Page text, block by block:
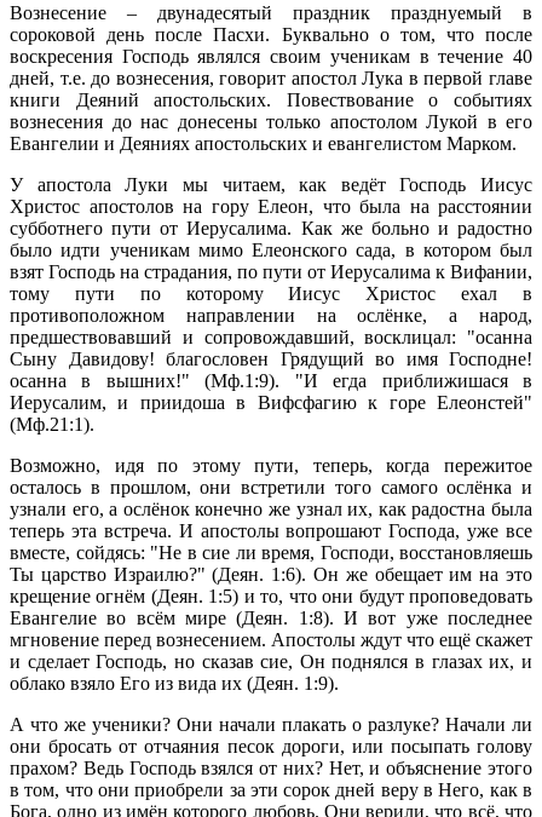
Вознесение – двунадесятый праздник празднуемый в
сороковой день после Пасхи. Буквально о том, что после
воскресения Господь являлся своим ученикам в течение 40
дней, т.е. до вознесения, говорит апостол Лука в первой главе
книги Деяний апостольских. Повествование о событиях
вознесения до нас донесены только апостолом Лукой в его
Евангелии и Деяниях апостольских и евангелистом Марком.
У апостола Луки мы читаем, как ведёт Господь Иисус
Христос апостолов на гору Елеон, что была на расстоянии
субботнего пути от Иерусалима. Как же больно и радостно
было идти ученикам мимо Елеонского сада, в котором был
взят Господь на страдания, по пути от Иерусалима к Вифании,
тому пути по которому Иисус Христос ехал в
противоположном направлении на ослёнке, а народ,
предшествовавший и сопровождавший, восклицал: "осанна
Сыну Давидову! благословен Грядущий во имя Господне!
осанна в вышних!" (Мф.1:9). "И егда приближишася в
Иерусалим, и приидоша в Вифсфагию к горе Елеонстей"
(Мф.21:1).
Возможно, идя по этому пути, теперь, когда пережитое
осталось в прошлом, они встретили того самого ослёнка и
узнали его, а ослёнок конечно же узнал их, как радостна была
теперь эта встреча. И апостолы вопрошают Господа, уже все
вместе, сойдясь: "Не в сие ли время, Господи, восстановляешь
Ты царство Израилю?" (Деян. 1:6). Он же обещает им на это
крещение огнём (Деян. 1:5) и то, что они будут проповедовать
Евангелие во всём мире (Деян. 1:8). И вот уже последнее
мгновение перед вознесением. Апостолы ждут что ещё скажет
и сделает Господь, но сказав сие, Он поднялся в глазах их, и
облако взяло Его из вида их (Деян. 1:9).
А что же ученики? Они начали плакать о разлуке? Начали ли
они бросать от отчаяния песок дороги, или посыпать голову
прахом? Ведь Господь взялся от них? Нет, и объяснение этого
в том, что они приобрели за эти сорок дней веру в Него, как в
Бога, одно из имён которого любовь. Они верили, что всё, что